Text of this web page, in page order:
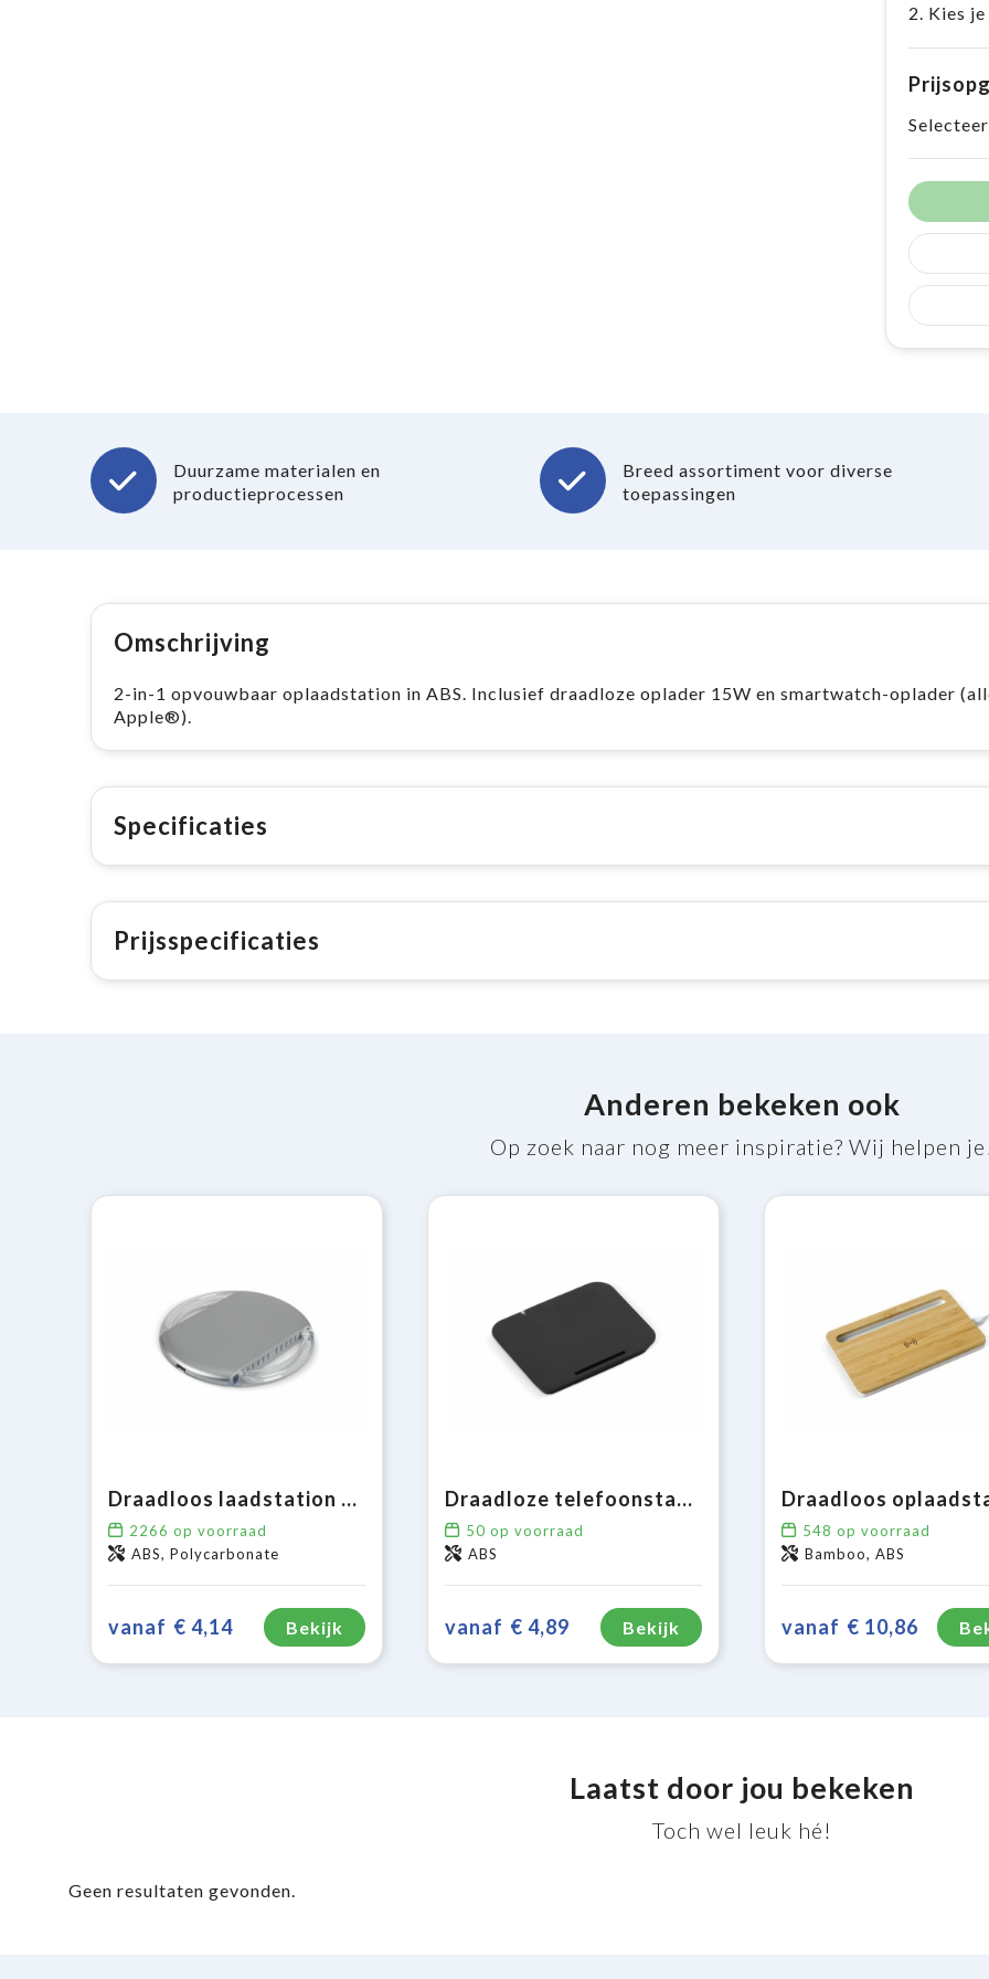
2. Kies
Duurzame materialen en
productieprocessen
Breed assortiment voor diverse
toepassingen
Omschrijving
2-in-1 opvouwbaar oplaadstation in ABS. Inclusief draadloze oplader 15W en smartwatch-oplader
Apple®).
Specificaties
Prijsspecificaties
Anderen bekeken ook
Op zoek naar nog meer inspiratie? Wij helpen
Draadloos laadstation 5W
2266 op voorraad
ABS, Polycarbonate
vanaf € 4,14 Bekijk
Draadloze telefoonstandaard 5W
50 op voorraad
ABS
vanaf € 4,89 Bekijk
548 op voorraad
Bamboo, ABS
vanaf € 10,86
Laatst door jou bekeken
Toch wel leuk hé!
Geen resultaten gevonden.